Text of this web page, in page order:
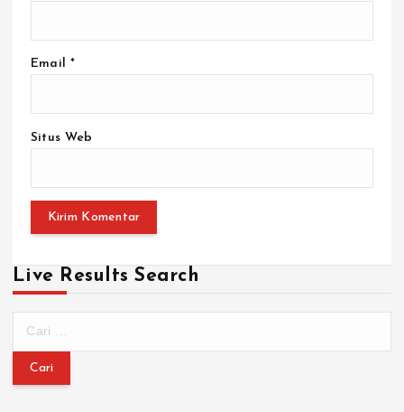
Email *
Situs Web
Live Results Search